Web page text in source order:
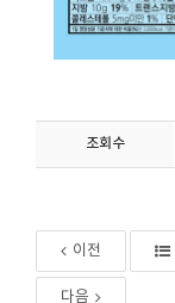
조회수
이전
다음